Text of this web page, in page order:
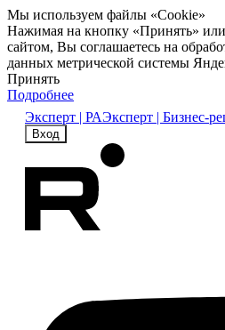
Мы используем файлы «Cookie»
Нажимая на кнопку «Принять» или
сайтом, Вы соглашаетесь на
данных метрической системы
Принять
Подробнее
Эксперт | РАЭксперт | Бизнес-
Вход